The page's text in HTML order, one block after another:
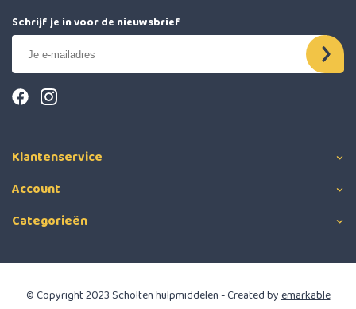
Schrijf je in voor de nieuwsbrief
Klantenservice
Account
Categorieën
© Copyright 2023 Scholten hulpmiddelen - Created byemarkable